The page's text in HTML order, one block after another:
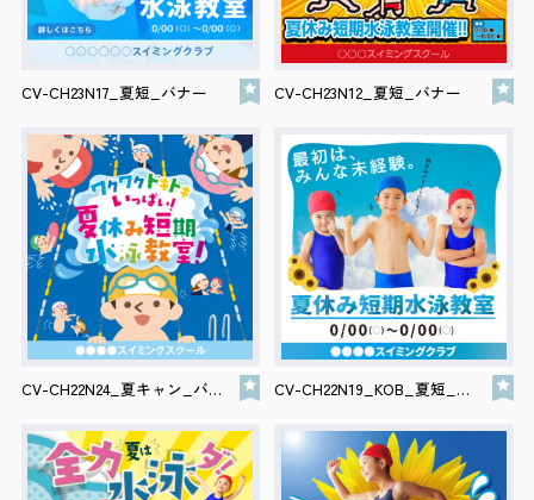
CV-CH23N17_夏短_バナー CV-CH23N12_夏短_バナー
CV-CH22N24_夏キャン_バナー CV-CH22N19_KOB_夏短_バナー